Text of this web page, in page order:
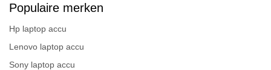
Populaire merken
Hp laptop accu
Lenovo laptop accu
Sony laptop accu